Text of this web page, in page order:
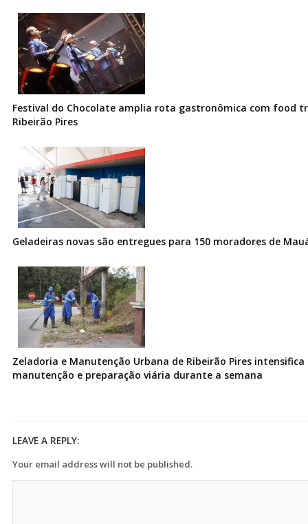
Festival do Chocolate amplia rota gastronômica com food
Ribeirão Pires
Geladeiras novas são entregues para 150 moradores de
Zeladoria e Manutenção Urbana de Ribeirão Pires intensifica
manutenção e preparação viária durante a semana
LEAVE A REPLY:
Your email address will not be published.